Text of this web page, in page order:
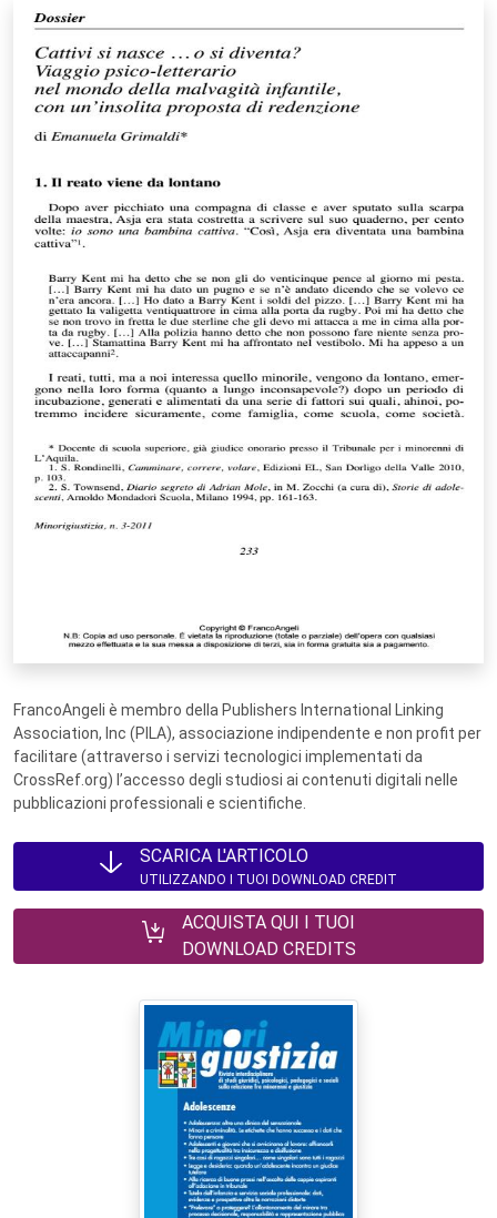
FrancoAngeli è membro della Publishers International Linking
Association, Inc (PILA), associazione indipendente e non profit per
facilitare (attraverso i servizi tecnologici implementati da
CrossRef.org) l’accesso degli studiosi ai contenuti digitali nelle
pubblicazioni professionali e scientifiche.
SCARICA L'ARTICOLO
UTILIZZANDO I TUOI DOWNLOAD CREDIT
ACQUISTA QUI I TUOI
DOWNLOAD CREDITS